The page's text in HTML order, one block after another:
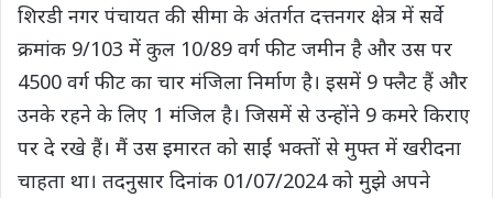
शिरडी नगर पंचायत की सीमा के अंतर्गत दत्तनगर क्षेत्र में सर्वे
क्रमांक 9/103 में कुल 10/89 वर्ग फीट जमीन है और उस पर
4500 वर्ग फीट का चार मंजिला निर्माण है। इसमें 9 फ्लैट हैं और
उनके रहने के लिए 1 मंजिल है। जिसमें से उन्होंने 9 कमरे किराए
पर दे रखे हैं। मैं उस इमारत को साईं भक्तों से मुफ्त में खरीदना
चाहता था। तदनुसार दिनांक 01/07/2024 को मुझे अपने